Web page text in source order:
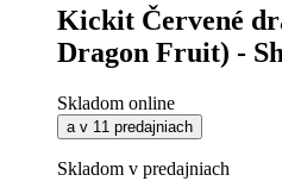
Kickit Červené
Dragon Fruit) -
Skladom online
a v 11 predajniach
Skladom v predajniach